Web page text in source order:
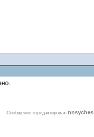
Сообщение отредактировал nnsyches